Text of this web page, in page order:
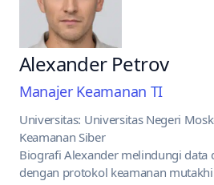
Alexander Petrov
Manajer Keamanan TI
Universitas: Universitas Negeri
Keamanan Siber
Biografi Alexander melindungi data
dengan protokol keamanan